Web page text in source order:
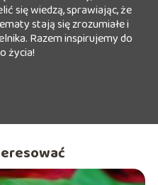
się wiedzą, sprawiając, że
stają się zrozumiałe i
Razem inspirujemy do
życia!